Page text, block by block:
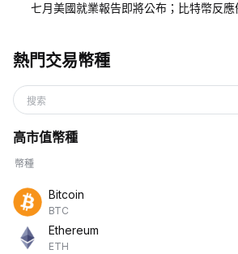
七月美國就業報告即將公布；比特幣反應
熱門交易幣種
搜索
高市值幣種
幣種
Bitcoin
BTC
Ethereum
ETH